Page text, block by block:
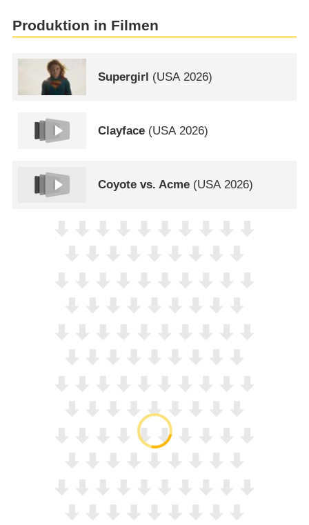
Produktion in Filmen
Supergirl (USA2026)
Clayface (USA2026)
Coyote vs. Acme (USA2026)